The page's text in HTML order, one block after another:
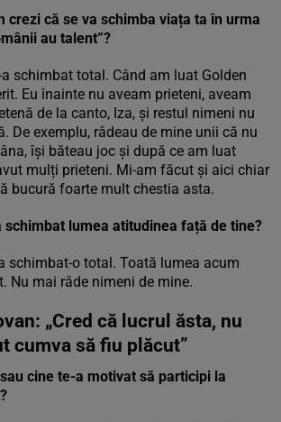
crezi că se va schimba viața ta în urma
au talent”?
a schimbat total. Când am luat Golden
Eu înainte nu aveam prieteni, aveam
de la canto, Iza, și restul nimeni nu
De exemplu, râdeau de mine unii că nu
își băteau joc și după ce am luat
mulți prieteni. Mi-am făcut și aici chiar
bucură foarte mult chestia asta.
schimbat lumea atitudinea față de tine?
schimbat-o total. Toată lumea acum
Nu mai râde nimeni de mine.
„Cred că lucrul ăsta, nu
cumva să fiu plăcut”
cine te-a motivat să participi la